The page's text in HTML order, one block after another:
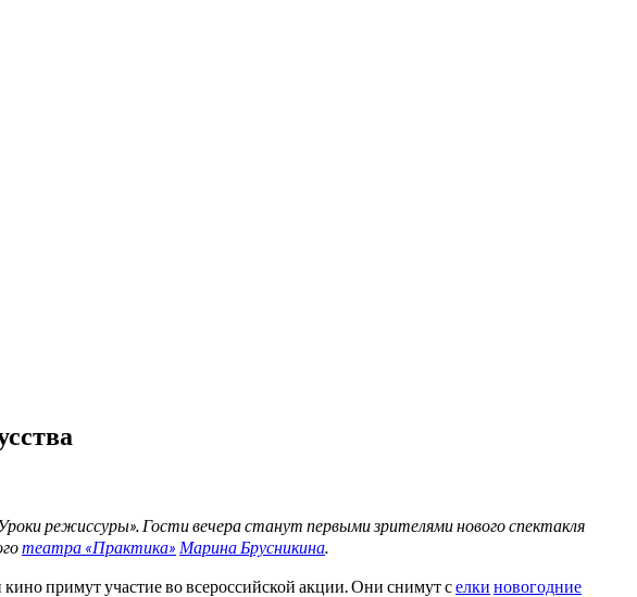
режиссуры». Гости вечера станут первыми зрителями нового спектакля
театра «Практика» Марина Брусникина.
кино примут участие во всероссийской акции. Они снимут селки новогодние